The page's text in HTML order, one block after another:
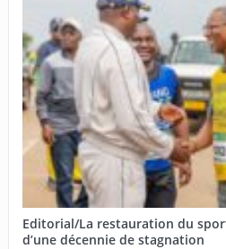
Editorial/La restauration du
d’une décennie de stagnation